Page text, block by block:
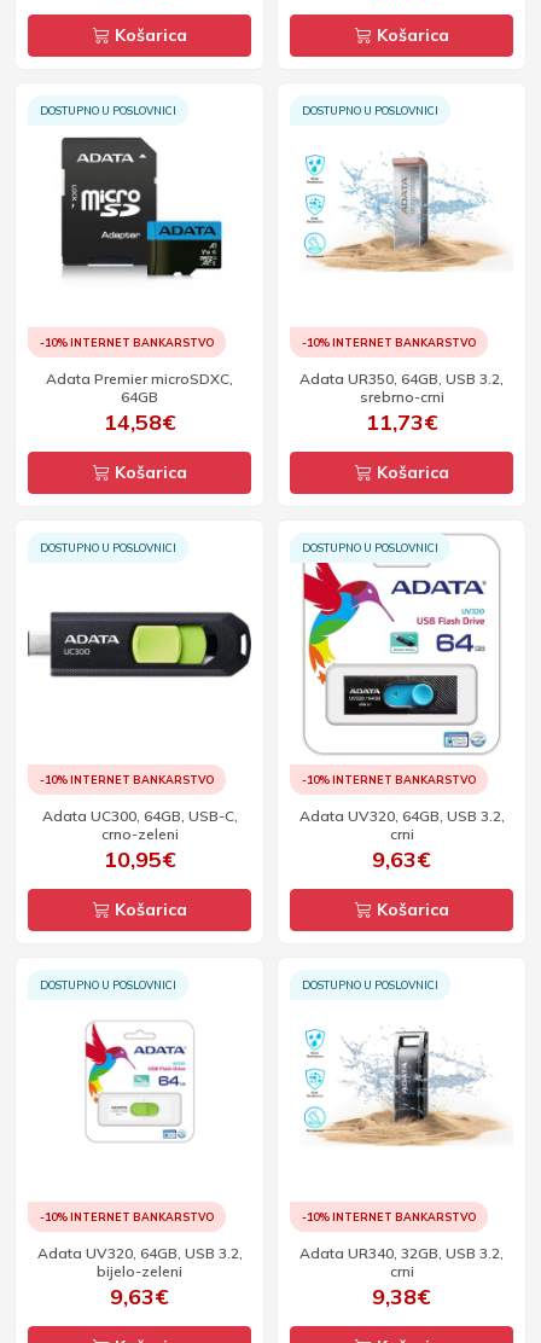
Košarica Košarica
DOSTUPNO U POSLOVNICI
-10% INTERNET BANKARSTVO
Adata Premier microSDXC,
64GB
14,58€
Košarica
DOSTUPNO U POSLOVNICI
-10% INTERNET BANKARSTVO
Adata UR350, 64GB, USB 3.2,
srebrno-crni
11,73€
Košarica
DOSTUPNO U POSLOVNICI
-10% INTERNET BANKARSTVO
Adata UC300, 64GB, USB-C,
crno-zeleni
10,95€
Košarica
DOSTUPNO U POSLOVNICI
-10% INTERNET BANKARSTVO
Adata UV320, 64GB, USB 3.2,
crni
9,63€
Košarica
DOSTUPNO U POSLOVNICI
-10% INTERNET BANKARSTVO
Adata UV320, 64GB, USB 3.2,
bijelo-zeleni
9,63€
DOSTUPNO U POSLOVNICI
-10% INTERNET BANKARSTVO
Adata UR340, 32GB, USB 3.2,
crni
9,38€